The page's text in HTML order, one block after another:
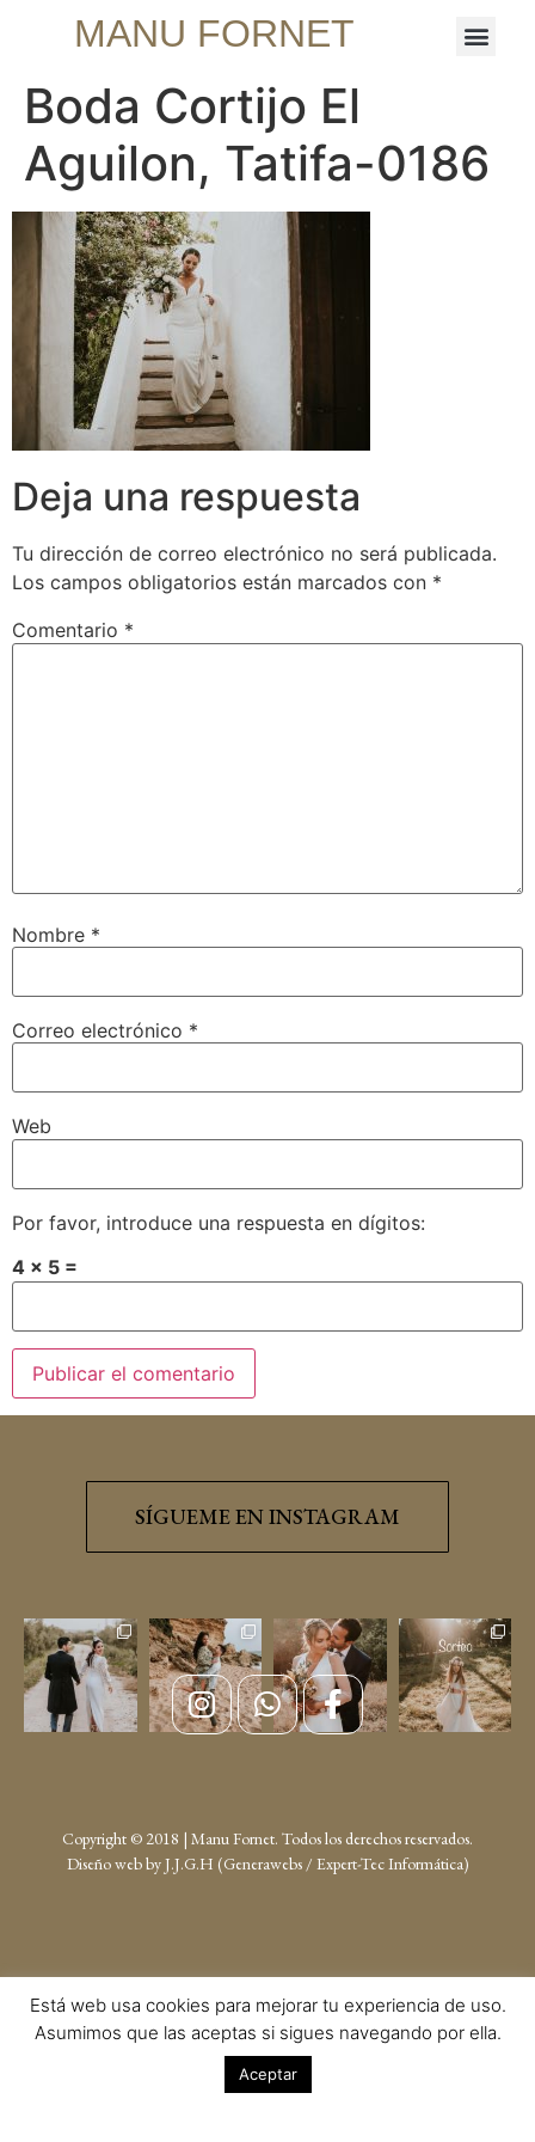
MANU FORNET
Boda Cortijo El
Aguilon, Tatifa-0186
Deja una respuesta
Tu dirección de correo electrónico no será publicada.
Los campos obligatorios están marcados con *
Comentario *
Nombre *
Correo electrónico *
Web
Por favor, introduce una respuesta en dígitos:
4 × 5 =
SÍGUEME EN INSTAGRAM
Copyright © 2018 | Manu Fornet. Todos los derechos reservados.
Diseño web byJ.J.G.H (Generawebs / Expert-Tec Informática)
Está web usa cookies para mejorar tu experiencia de uso.
Asumimos que las aceptas si sigues navegando por ella.
Aceptar